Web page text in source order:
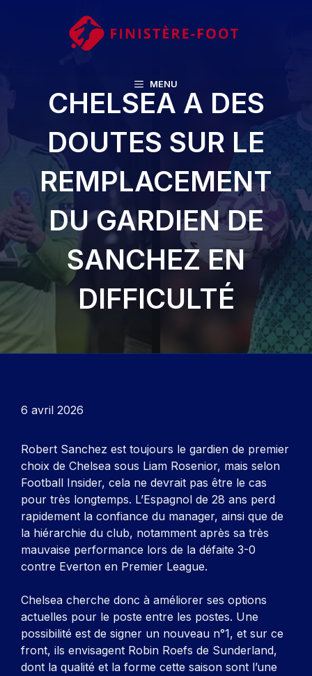
MENU
CHELSEA A DES
DOUTES SUR LE
REMPLACEMENT
DU GARDIEN DE
SANCHEZ EN
DIFFICULTÉ
6 avril 2026
Robert Sanchez est toujours le gardien de premier
choix de Chelsea sous Liam Rosenior, mais selon
Football Insider, cela ne devrait pas être le cas
pour très longtemps. L’Espagnol de 28 ans perd
rapidement la confiance du manager, ainsi que de
la hiérarchie du club, notamment après sa très
mauvaise performance lors de la défaite 3-0
contre Everton en Premier League.
Chelsea cherche donc à améliorer ses options
actuelles pour le poste entre les postes. Une
possibilité est de signer un nouveau n°1, et sur ce
front, ils envisagent Robin Roefs de Sunderland,
dont la qualité et la forme cette saison sont l’une